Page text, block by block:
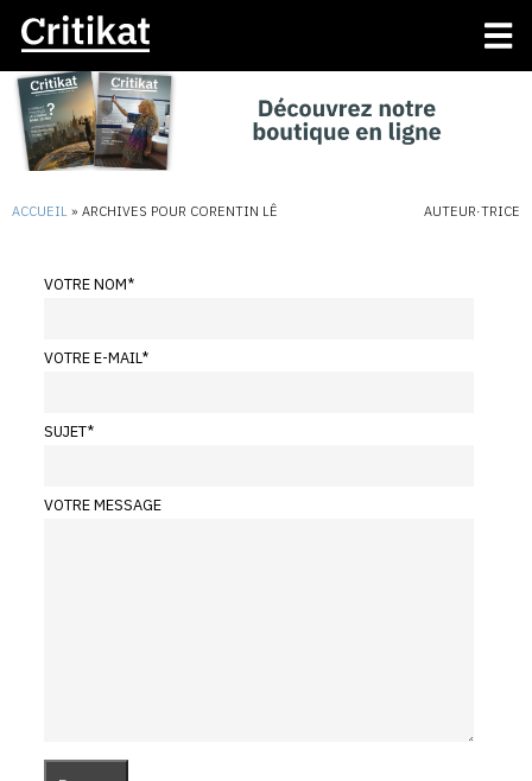
ACCUEIL » ARCHIVES POUR CORENTIN LÊ AUTEUR·TRICE
VOTRE NOM*
VOTRE E-MAIL*
SUJET*
VOTRE MESSAGE